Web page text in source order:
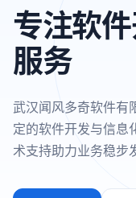
专注软
服务
武汉闻风多奇软件有
定的软件开发与信息
术支持助力业务稳步